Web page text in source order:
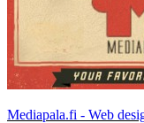
Mediapala.fi - Web